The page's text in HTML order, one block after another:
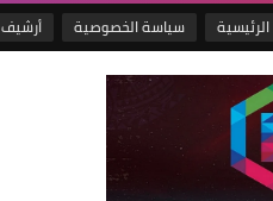
الرئيسية سياسة الخصوصية أرشيف